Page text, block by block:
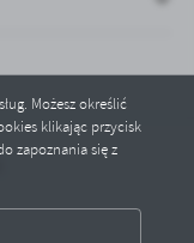
Możesz określić
klikając przycisk
zapoznania się z